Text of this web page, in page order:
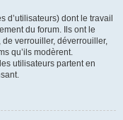
d’utilisateurs) dont le travail
du forum. Ils ont le
verrouiller, déverrouiller,
qu’ils modèrent.
utilisateurs partent en